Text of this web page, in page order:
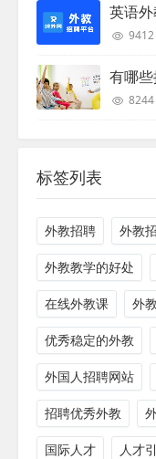
英语
有哪
标签列表
外教招聘 外教
外教教学的好处
在线外教课 外
优秀稳定的外教
外国人招聘网站
招聘优秀外教
国际人才 人才